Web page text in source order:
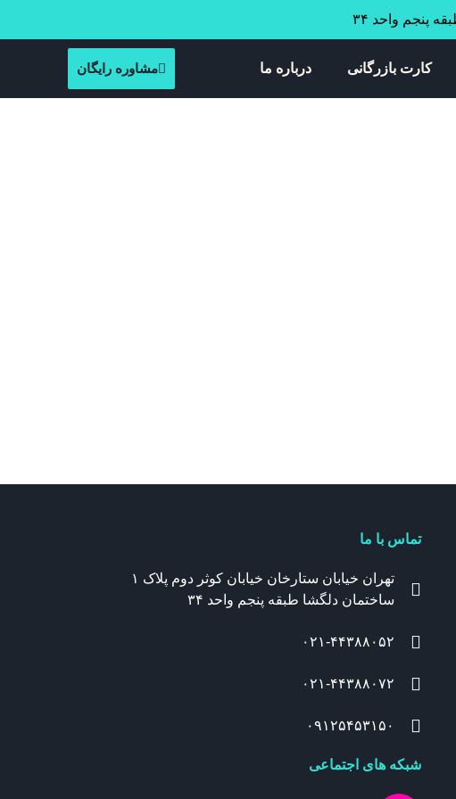
کارت بازرگانی درباره ما مشاوره رایگان
تماس با ما
تهران خیابان ستارخان خیابان کوثر دوم پلاک ۱
ساختمان دلگشا طبقه پنجم واحد ۳۴
۰۲۱-۴۴۳۸۸۰۵۲
۰۲۱-۴۴۳۸۸۰۷۲
۰۹۱۲۵۴۵۳۱۵۰
شبکه های اجتماعی